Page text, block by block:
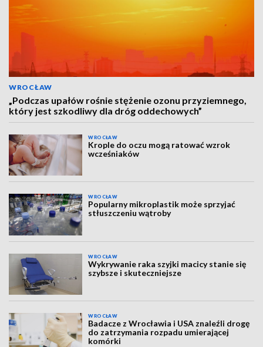
WROCŁAW
„Podczas upałów rośnie stężenie ozonu przyziemnego,
który jest szkodliwy dla dróg oddechowych”
WROCŁAW
Krople do oczu mogą ratować wzrok
wcześniaków
WROCŁAW
Popularny mikroplastik może sprzyjać
stłuszczeniu wątroby
WROCŁAW
Wykrywanie raka szyjki macicy stanie się
szybsze i skuteczniejsze
WROCŁAW
Badacze z Wrocławia i USA znaleźli drogę
do zatrzymania rozpadu umierającej
komórki